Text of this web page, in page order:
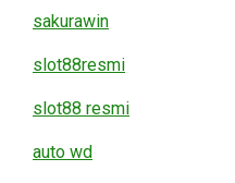
sakurawin
slot88resmi
slot88 resmi
auto wd